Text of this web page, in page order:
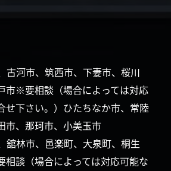
河市、筑西市、下妻市、桜川
市※要相談（場合によっては対応
せ下さい。）ひたちなか市、常陸
市、那珂市、小美玉市
林市、邑楽町、大泉町、桐生
談（場合によっては対応可能な